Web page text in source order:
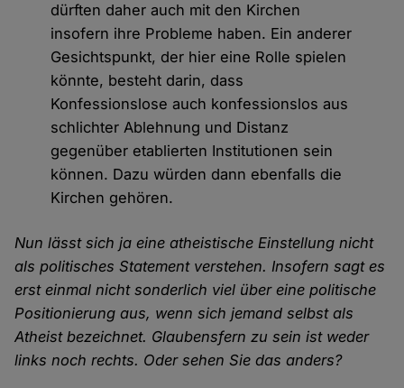
dürften daher auch mit den Kirchen
insofern ihre Probleme haben. Ein anderer
Gesichtspunkt, der hier eine Rolle spielen
könnte, besteht darin, dass
Konfessionslose auch konfessionslos aus
schlichter Ablehnung und Distanz
gegenüber etablierten Institutionen sein
können. Dazu würden dann ebenfalls die
Kirchen gehören.
Nun lässt sich ja eine atheistische Einstellung nicht
als politisches Statement verstehen. Insofern sagt es
erst einmal nicht sonderlich viel über eine politische
Positionierung aus, wenn sich jemand selbst als
Atheist bezeichnet. Glaubensfern zu sein ist weder
links noch rechts. Oder sehen Sie das anders?